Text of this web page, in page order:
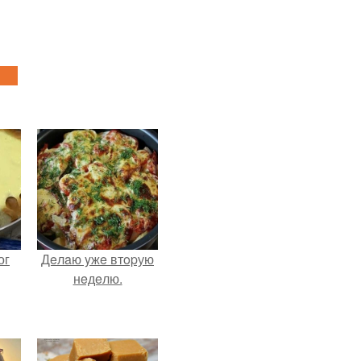
Дeлaю yжe втopую
нeдeлю.